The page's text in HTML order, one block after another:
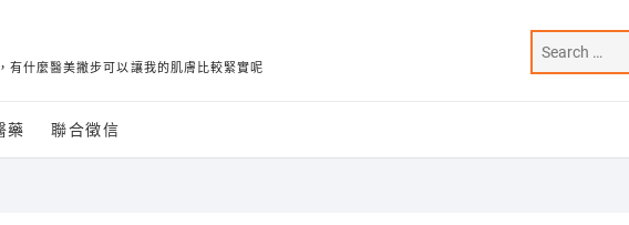
有什麼醫美撇步可以讓我的肌膚比較緊實呢
藥 聯合徵信